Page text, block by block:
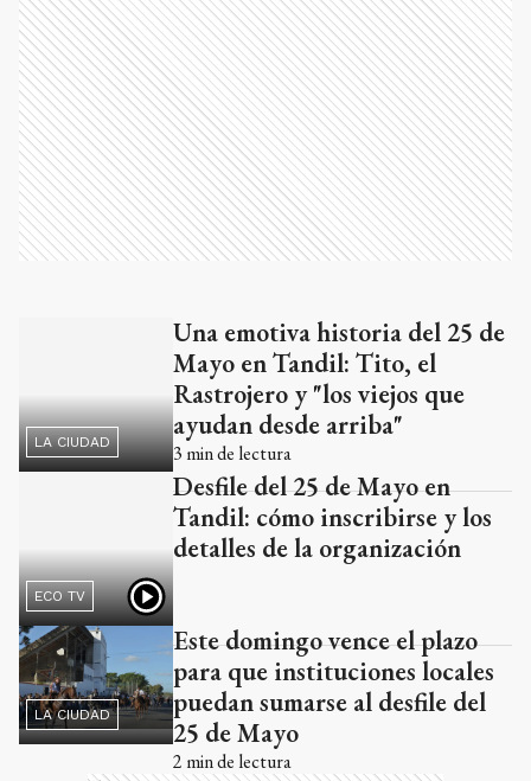
Una emotiva historia del 25 de
Mayo en Tandil: Tito, el
ayudan desde arriba"
3 min de lectura
Desfile del 25 de Mayo en
Tandil: cómo inscribirse y los
detalles de la organización
LA CIUDAD
Este domingo vence el plazo
para que instituciones locales
25 de Mayo
min de lectura
Ads